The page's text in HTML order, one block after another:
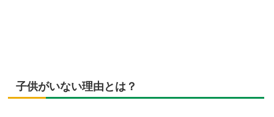
子供がいない理由とは？